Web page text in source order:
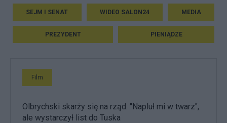
SEJM I SENAT WIDEO SALON24 MEDIA
PREZYDENT PIENIĄDZE
Film
Olbrychski skarży się na rząd. "Napluł mi w twarz",
ale wystarczył list do Tuska